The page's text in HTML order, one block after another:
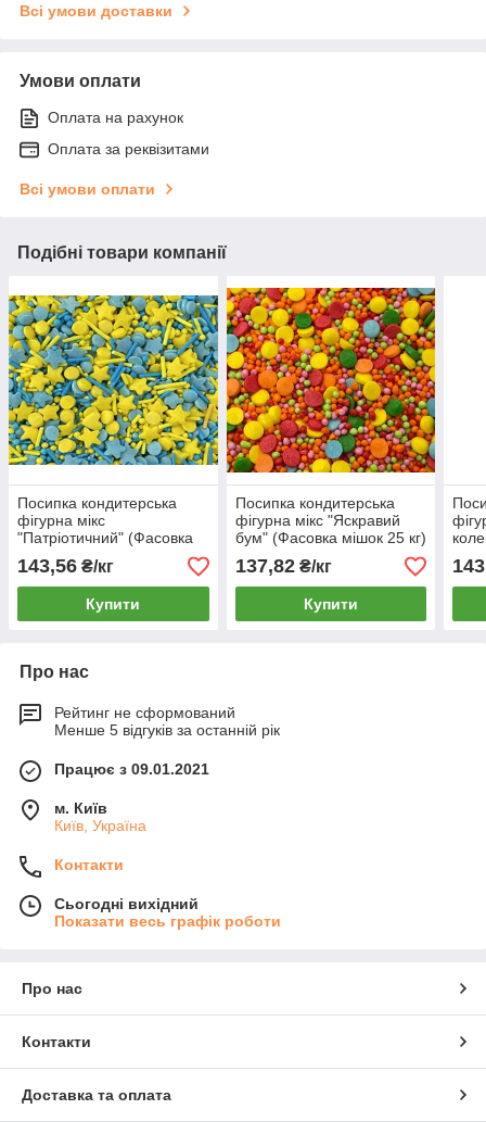
Всі умови доставки
Умови оплати
Оплата на рахунок
Оплата за реквізитами
Всі умови оплати
Подібні товари компанії
Посипка кондитерська
фігурна мікс
"Патріотичний" (Фасовка
мішок 25 кг) опт
143,56 ₴/кг
Купити
Посипка кондитерська
фігурна мікс "Яскравий
бум" (Фасовка мішок 25 кг)
опт
137,82₴/кг
Купити
25
Про нас
Рейтинг не сформований
Менше 5 відгуків за останній рік
Працює з 09.01.2021
м. Київ
Київ, Україна
Контакти
Сьогодні вихідний
Показати весь графік роботи
Про нас
Контакти
Доставка та оплата